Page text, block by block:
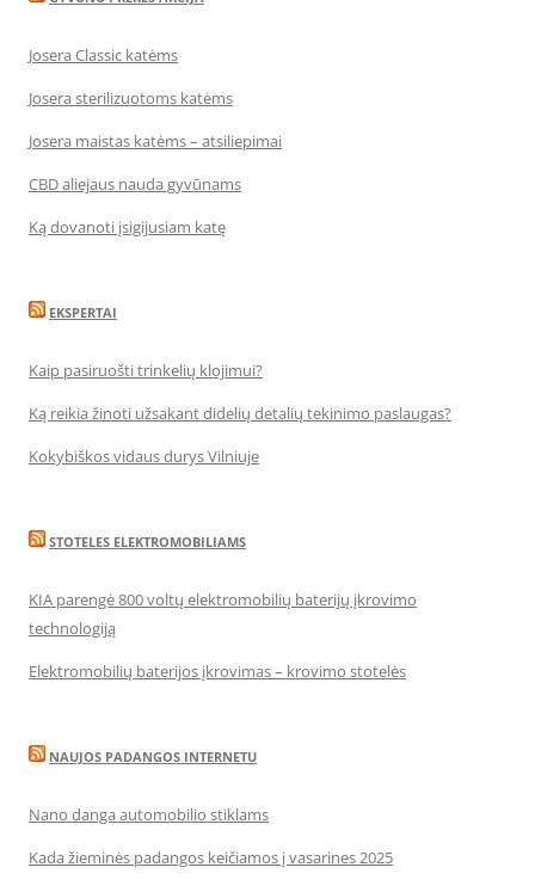
Josera Classic katėms
Josera sterilizuotoms katėms
Josera maistas katėms – atsiliepimai
CBD aliejaus nauda gyvūnams
Ką dovanoti įsigijusiam katę
EKSPERTAI
Kaip pasiruošti trinkelių klojimui?
Ką reikia žinoti užsakant didelių detalių tekinimo paslaugas?
Kokybiškos vidaus durys Vilniuje
STOTELES ELEKTROMOBILIAMS
KIA parengė 800 voltų elektromobilių baterijų įkrovimo
technologiją
Elektromobilių baterijos įkrovimas – krovimo stotelės
NAUJOS PADANGOS INTERNETU
Nano danga automobilio stiklams
Kada žieminės padangos keičiamos į vasarines 2025